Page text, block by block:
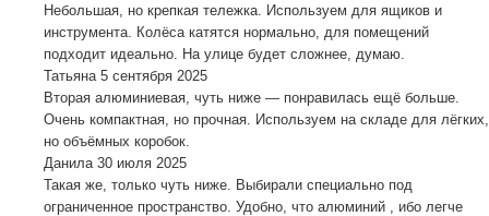
Небольшая, но крепкая тележка. Используем для ящиков и
инструмента. Колёса катятся нормально, для помещений
подходит идеально. На улице будет сложнее, думаю.
Татьяна 5 сентября 2025
Вторая алюминиевая, чуть ниже — понравилась ещё больше.
Очень компактная, но прочная. Используем на складе для лёгких,
но объёмных коробок.
Данила 30 июля 2025
Такая же, только чуть ниже. Выбирали специально под
ограниченное пространство. Удобно, что алюминий , ибо легче